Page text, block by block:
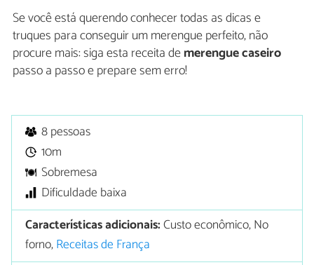
Se você está querendo conhecer todas as dicas e
truques para conseguir um merengue perfeito, não
procure mais: siga esta receita demerengue caseiro
passo a passo e prepare sem erro!
8 pessoas
10m
Sobremesa
Dificuldade baixa
Características adicionais:Custo econômico, No
forno,Receitas de França